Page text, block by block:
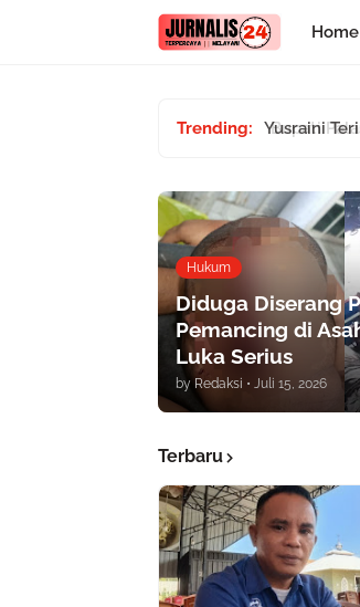
Home
Trending: Yusraini
Hukum
Diduga Diserang
Pemancing di
Luka Serius
by Redaksi • Juli 15, 2026
Terbaru